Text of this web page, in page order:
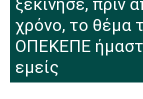
ξεκίνησε, πριν
χρόνο, το θέμα
ΟΠΕΚΕΠΕ
εμείς